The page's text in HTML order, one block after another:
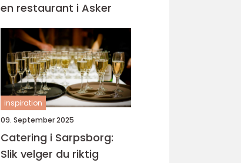
en restaurant i Asker
inspiration
09. September 2025
Catering i Sarpsborg:
Slik velger du riktig